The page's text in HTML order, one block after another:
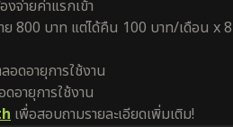
จ่ายค่าแรกเข้า
ย 800 บาท แต่ได้คืน 100 บาท/เดือน x 8
อดอายุการใช้งาน
อายุการใช้งาน
เพื่อสอบถามรายละเอียดเพิ่มเติม!